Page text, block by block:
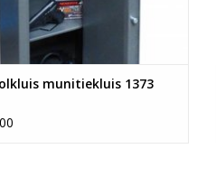
munitiekluis 1373